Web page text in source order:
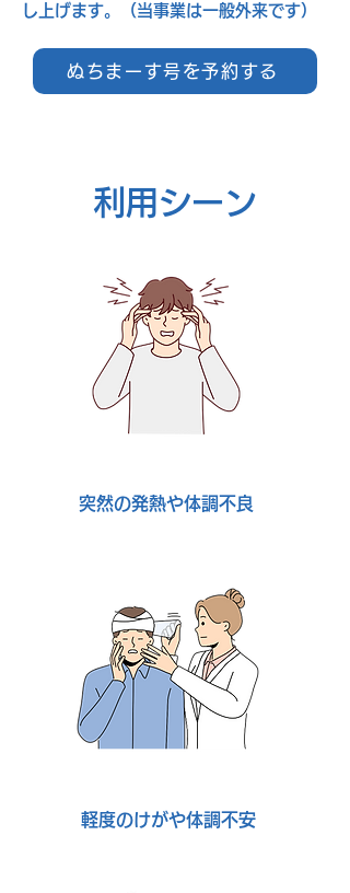
し上げます。（当事業は一般外来です）
ぬちまーす号を予約する
利用シーン
突然の発熱や体調不良
軽度のけがや体調不安